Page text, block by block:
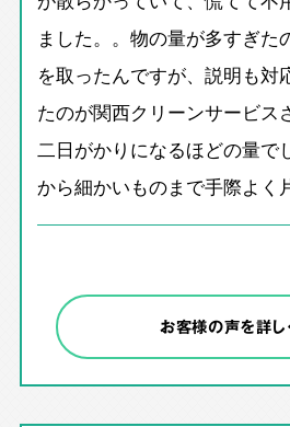
ました。。物の量が多すぎた
を取ったんですが、説明も対
たのが関西クリーンサービス
二日がかりになるほどの量で
から細かいものまで手際よく
お客様の声を詳し